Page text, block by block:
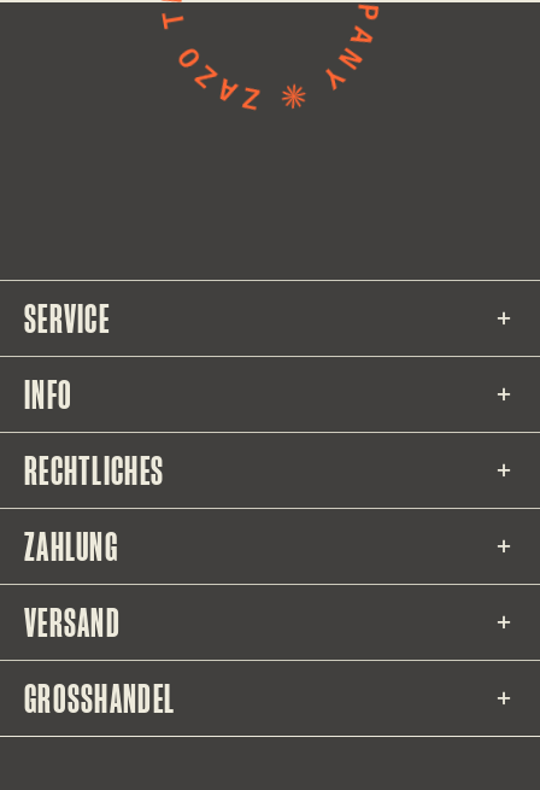
SERVICE
INFO
RECHTLICHES
ZAHLUNG
VERSAND
GROSSHANDEL